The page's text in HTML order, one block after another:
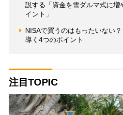
説する「資金を雪ダルマ式に増
イント」
NISAで買うのはもったいない
導く4つのポイント
注目TOPIC